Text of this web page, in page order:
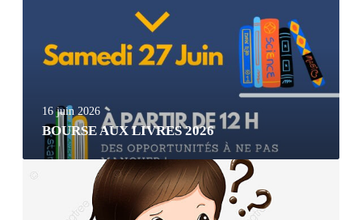
16 juin 2026
BOURSE AUX LIVRES 2026